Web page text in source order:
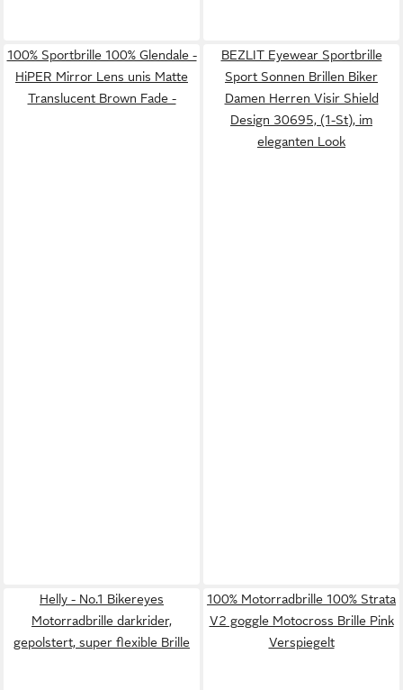
100% Sportbrille 100% Glendale -
HiPER Mirror Lens unis Matte
Translucent Brown Fade -
BEZLIT Eyewear Sportbrille
Sport Sonnen Brillen Biker
Damen Herren Visir Shield
Design 30695, (1-St), im
eleganten Look
Helly - No.1 Bikereyes
Motorradbrille darkrider,
gepolstert, super flexible Brille
100% Motorradbrille 100% Strata
V2 goggle Motocross Brille Pink
Verspiegelt